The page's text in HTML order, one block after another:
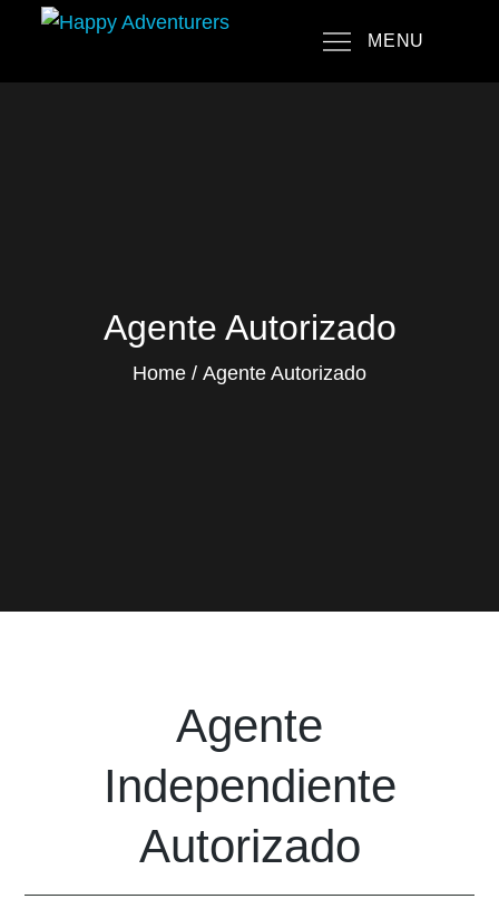
content
MENU
Agente Autorizado
Home Agente Autorizado
Agente
Independiente
Autorizado